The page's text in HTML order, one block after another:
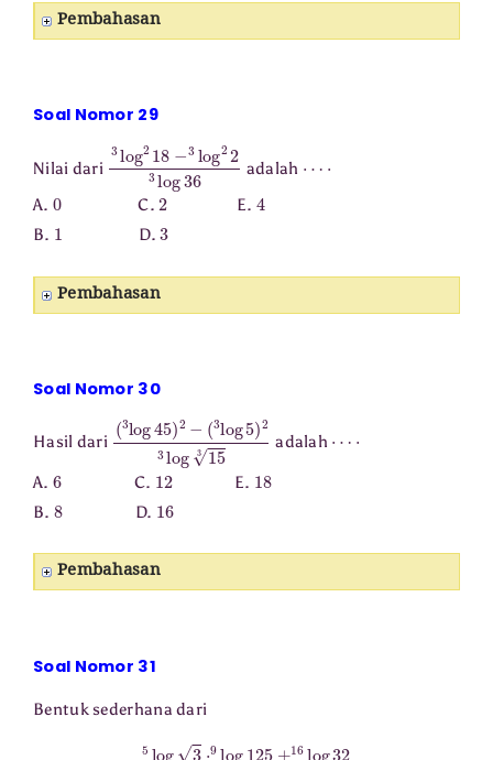
Pembahasan
Soal Nomor 29
Nilai dari 3log2 18−3log223log36
adalah
A. 0C.2 E. 4
B. 1 D.3
Pembahasan
Soal Nomor 30
Hasil dari (3log45)2 −( 3log5)23 log 15 3
adalah
A. 6C. 12 E. 18
B. 8D. 16
Pembahasan
Soal Nomor 31
Bentuk sederhana dari
⋅9 125 +16 log32 log −2